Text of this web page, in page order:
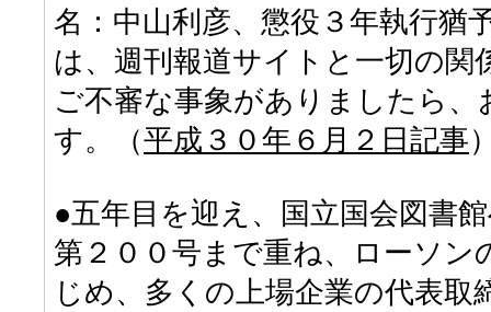
名：中山利彦、懲役３年執行猶
は、週刊報道サイトと一切の関
ご不審な事象がありましたら、
す。（平成３０年６月２日記事
●五年目を迎え、国立国会図書
第２００号まで重ね、ローソン
じめ、多くの上場企業の代表取